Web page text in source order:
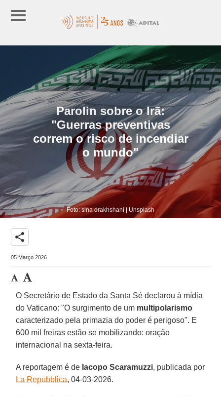
Parolin sobre o Irã:
"Guerras preventivas
correm o risco de incendiar
o mundo"
Foto: sina drakhshani | Unsplash
share
05 Março 2026
O Secretário de Estado da Santa Sé declarou à mídia
do Vaticano: "O surgimento de um multipolarismo
caracterizado pela primazia do poder é perigoso". E
600 mil freiras estão se mobilizando: oração
internacional na sexta-feira.
A reportagem é de Iacopo Scaramuzzi, publicada por
La Repubblica, 04-03-2026.